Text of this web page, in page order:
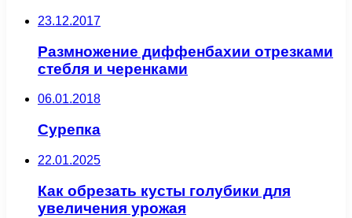
23.12.2017
Размножение диффенбахии отрезками
стебля и черенками
06.01.2018
Сурепка
22.01.2025
Как обрезать кусты голубики для
увеличения урожая